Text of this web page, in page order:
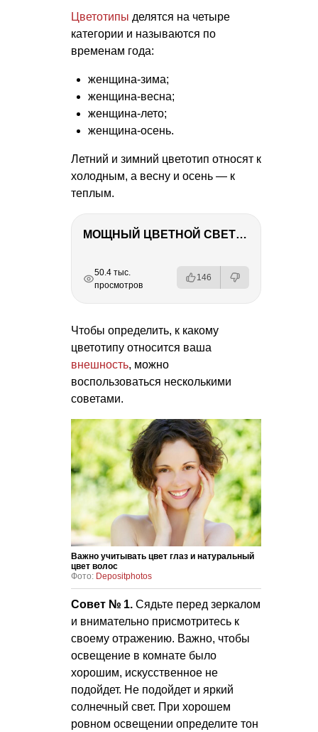
Цветотипы делятся на четыре
категории и называются по
временам года:
женщина-зима;
женщина-весна;
женщина-лето;
женщина-осень.
Летний и зимний цветотип относят к
холодным, а весну и осень — к
теплым.
МОЩНЫЙ ЦВЕТНОЙ СВЕТ – NANLITE FC-500C
РЕКЛАМА
РЕКЛАМА
РЕКЛАМА
РЕКЛАМА
50.4 тыс.
просмотров
146
Чтобы определить, к какому
цветотипу относится ваша
внешность, можно
воспользоваться несколькими
советами.
Важно учитывать цвет глаз и натуральный
цвет волос
Фото: Depositphotos
Совет № 1. Сядьте перед зеркалом
и внимательно присмотритесь к
своему отражению. Важно, чтобы
освещение в комнате было
хорошим, искусственное не
подойдет. Не подойдет и яркий
солнечный свет. При хорошем
ровном освещении определите тон